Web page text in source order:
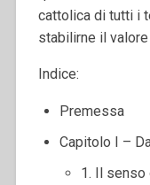
cattolica di tutti i
stabilirne il
Indice:
Premessa
Capitolo I –
1. Il senso